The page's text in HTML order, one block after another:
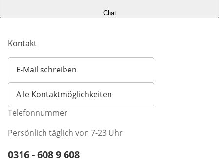
Chat
Kontakt
E-Mail schreiben
Öffnet E-Mail-Client
Alle Kontaktmöglichkeiten
Telefonnummer
Persönlich täglich von 7-23 Uhr
Telefonnummer:
0316 - 608 9 608